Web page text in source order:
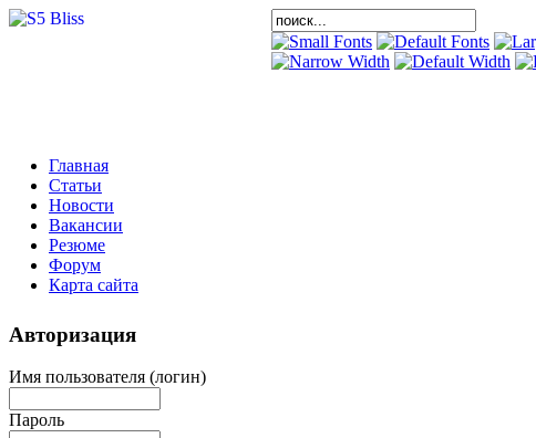
Главная
Статьи
Новости
Вакансии
Резюме
Форум
Карта сайта
Авторизация
Имя пользователя (логин)
Пароль